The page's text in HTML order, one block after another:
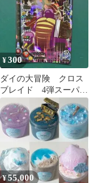
¥300
ダイの大冒険 クロス
ブレイド 4弾スーパー
レア アークデーモン
¥55,000